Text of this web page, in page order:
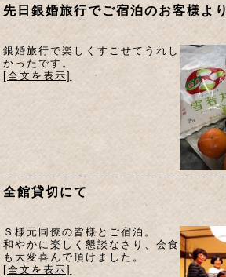
先日銀婚旅行でご宿泊のお客様より
銀婚旅行で楽しくすごせてうれし
かったです。
[全文を表示]
全館貸切にて
Ｓ様元同僚の皆様とご宿泊。
和やかに楽しく懇談なさり、会食
も大変喜んで頂けました。
[全文を表示]